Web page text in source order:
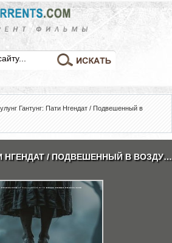
Гантунг: Пати Нгендат / Подвешенный в
ПУЛУНГ ГАНТУНГ: ПАТИ НГЕНДАТ / ПОДВЕШЕННЫЙ В ВОЗДУХЕ (2025) СКАЧАТЬ ТОРРЕНТ